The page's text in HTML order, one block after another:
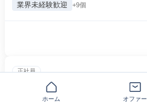
業界未経験歓迎 +9個
正社員
水回り設備の組立作業スタッフ
有限会社 シマダシステム
ホーム オファー